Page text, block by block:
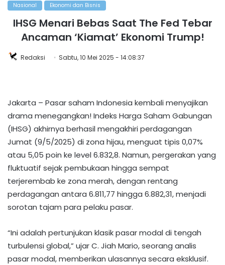
Nasional Ekonomi dan Bisnis
IHSG Menari Bebas Saat The Fed Tebar
Ancaman ‘Kiamat’ Ekonomi Trump!
Redaksi Sabtu, 10 Mei 2025 - 14:08:37
Jakarta – Pasar saham Indonesia kembali menyajikan
drama menegangkan! Indeks Harga Saham Gabungan
(IHSG) akhirnya berhasil mengakhiri perdagangan
Jumat (9/5/2025) di zona hijau, menguat tipis 0,07%
atau 5,05 poin ke level 6.832,8. Namun, pergerakan yang
fluktuatif sejak pembukaan hingga sempat
terjerembab ke zona merah, dengan rentang
perdagangan antara 6.811,77 hingga 6.882,31, menjadi
sorotan tajam para pelaku pasar.
“Ini adalah pertunjukan klasik pasar modal di tengah
turbulensi global,” ujar C. Jiah Mario, seorang analis
pasar modal, memberikan ulasannya secara eksklusif.